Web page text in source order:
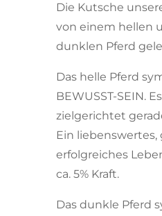
Die Kutsche
von einem hellen
dunklen Pferd
Das helle Pferd
BEWUSST-SEIN.
zielgerichtet
Ein
erfolgreiches
ca. 5% Kraft.
Das dunkle Pferd